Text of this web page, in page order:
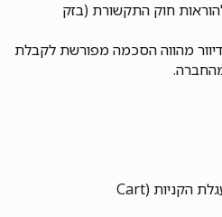
חוק התקשורת (בזק
מהווה הסכמה מפורשת לקבלת
תזכורות על מוצרים שנותרו בעגלת הקניות (Cart